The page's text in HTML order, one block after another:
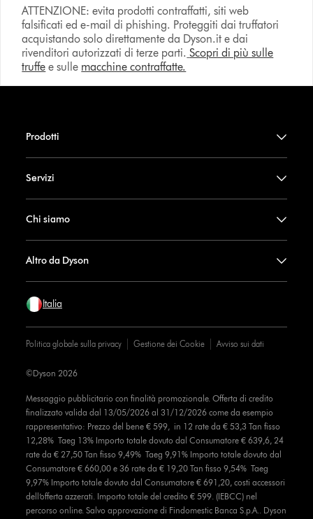
ATTENZIONE: evita prodotti contraffatti, siti web
falsificati ed e-mail di phishing. Proteggiti dai truffatori
acquistando solo direttamente da Dyson.it e dai
rivenditori autorizzati di terze parti. Scopri di più sulle
truffe e sulle macchine contraffatte.
Prodotti
Servizi
Chi siamo
Altro da Dyson
Italia
Politica globale sulla privacy Gestione dei Cookie Avviso sui dati
Messaggio pubblicitario con finalità promozionale. Offerta di credito
finalizzato valida dal 13/05/2026 al 31/12/2026 come da esempio
rappresentativo: Prezzo del bene € 599, in 12 rate da € 53,3 Tan fisso
12,28% Taeg 13% Importo totale dovuto dal Consumatore € 639,6, 24
rate da € 27,50 Tan fisso 9,49% Taeg 9,91% Importo totale dovuto dal
Consumatore € 660,00 e 36 rate da € 19,20 Tan fisso 9,54% Taeg
9,97% Importo totale dovuto dal Consumatore € 691,20, costi accessori
dell’offerta azzerati. Importo totale del credito € 599. (IEBCC) nel
percorso online. Salvo approvazione di Findomestic Banca S.p.A.. Dyson
©Dyson 2026